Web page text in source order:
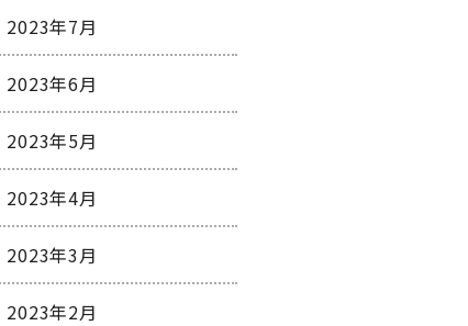
2023年7月
2023年6月
2023年5月
2023年4月
2023年3月
2023年2月